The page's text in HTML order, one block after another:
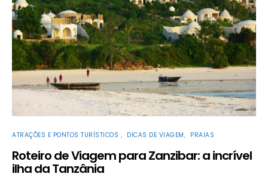
ATRAÇÕES E PONTOS TURÍSTICOS DICAS DE VIAGEM PRAIAS
Roteiro de Viagem para Zanzibar: a incrível
ilha da Tanzânia